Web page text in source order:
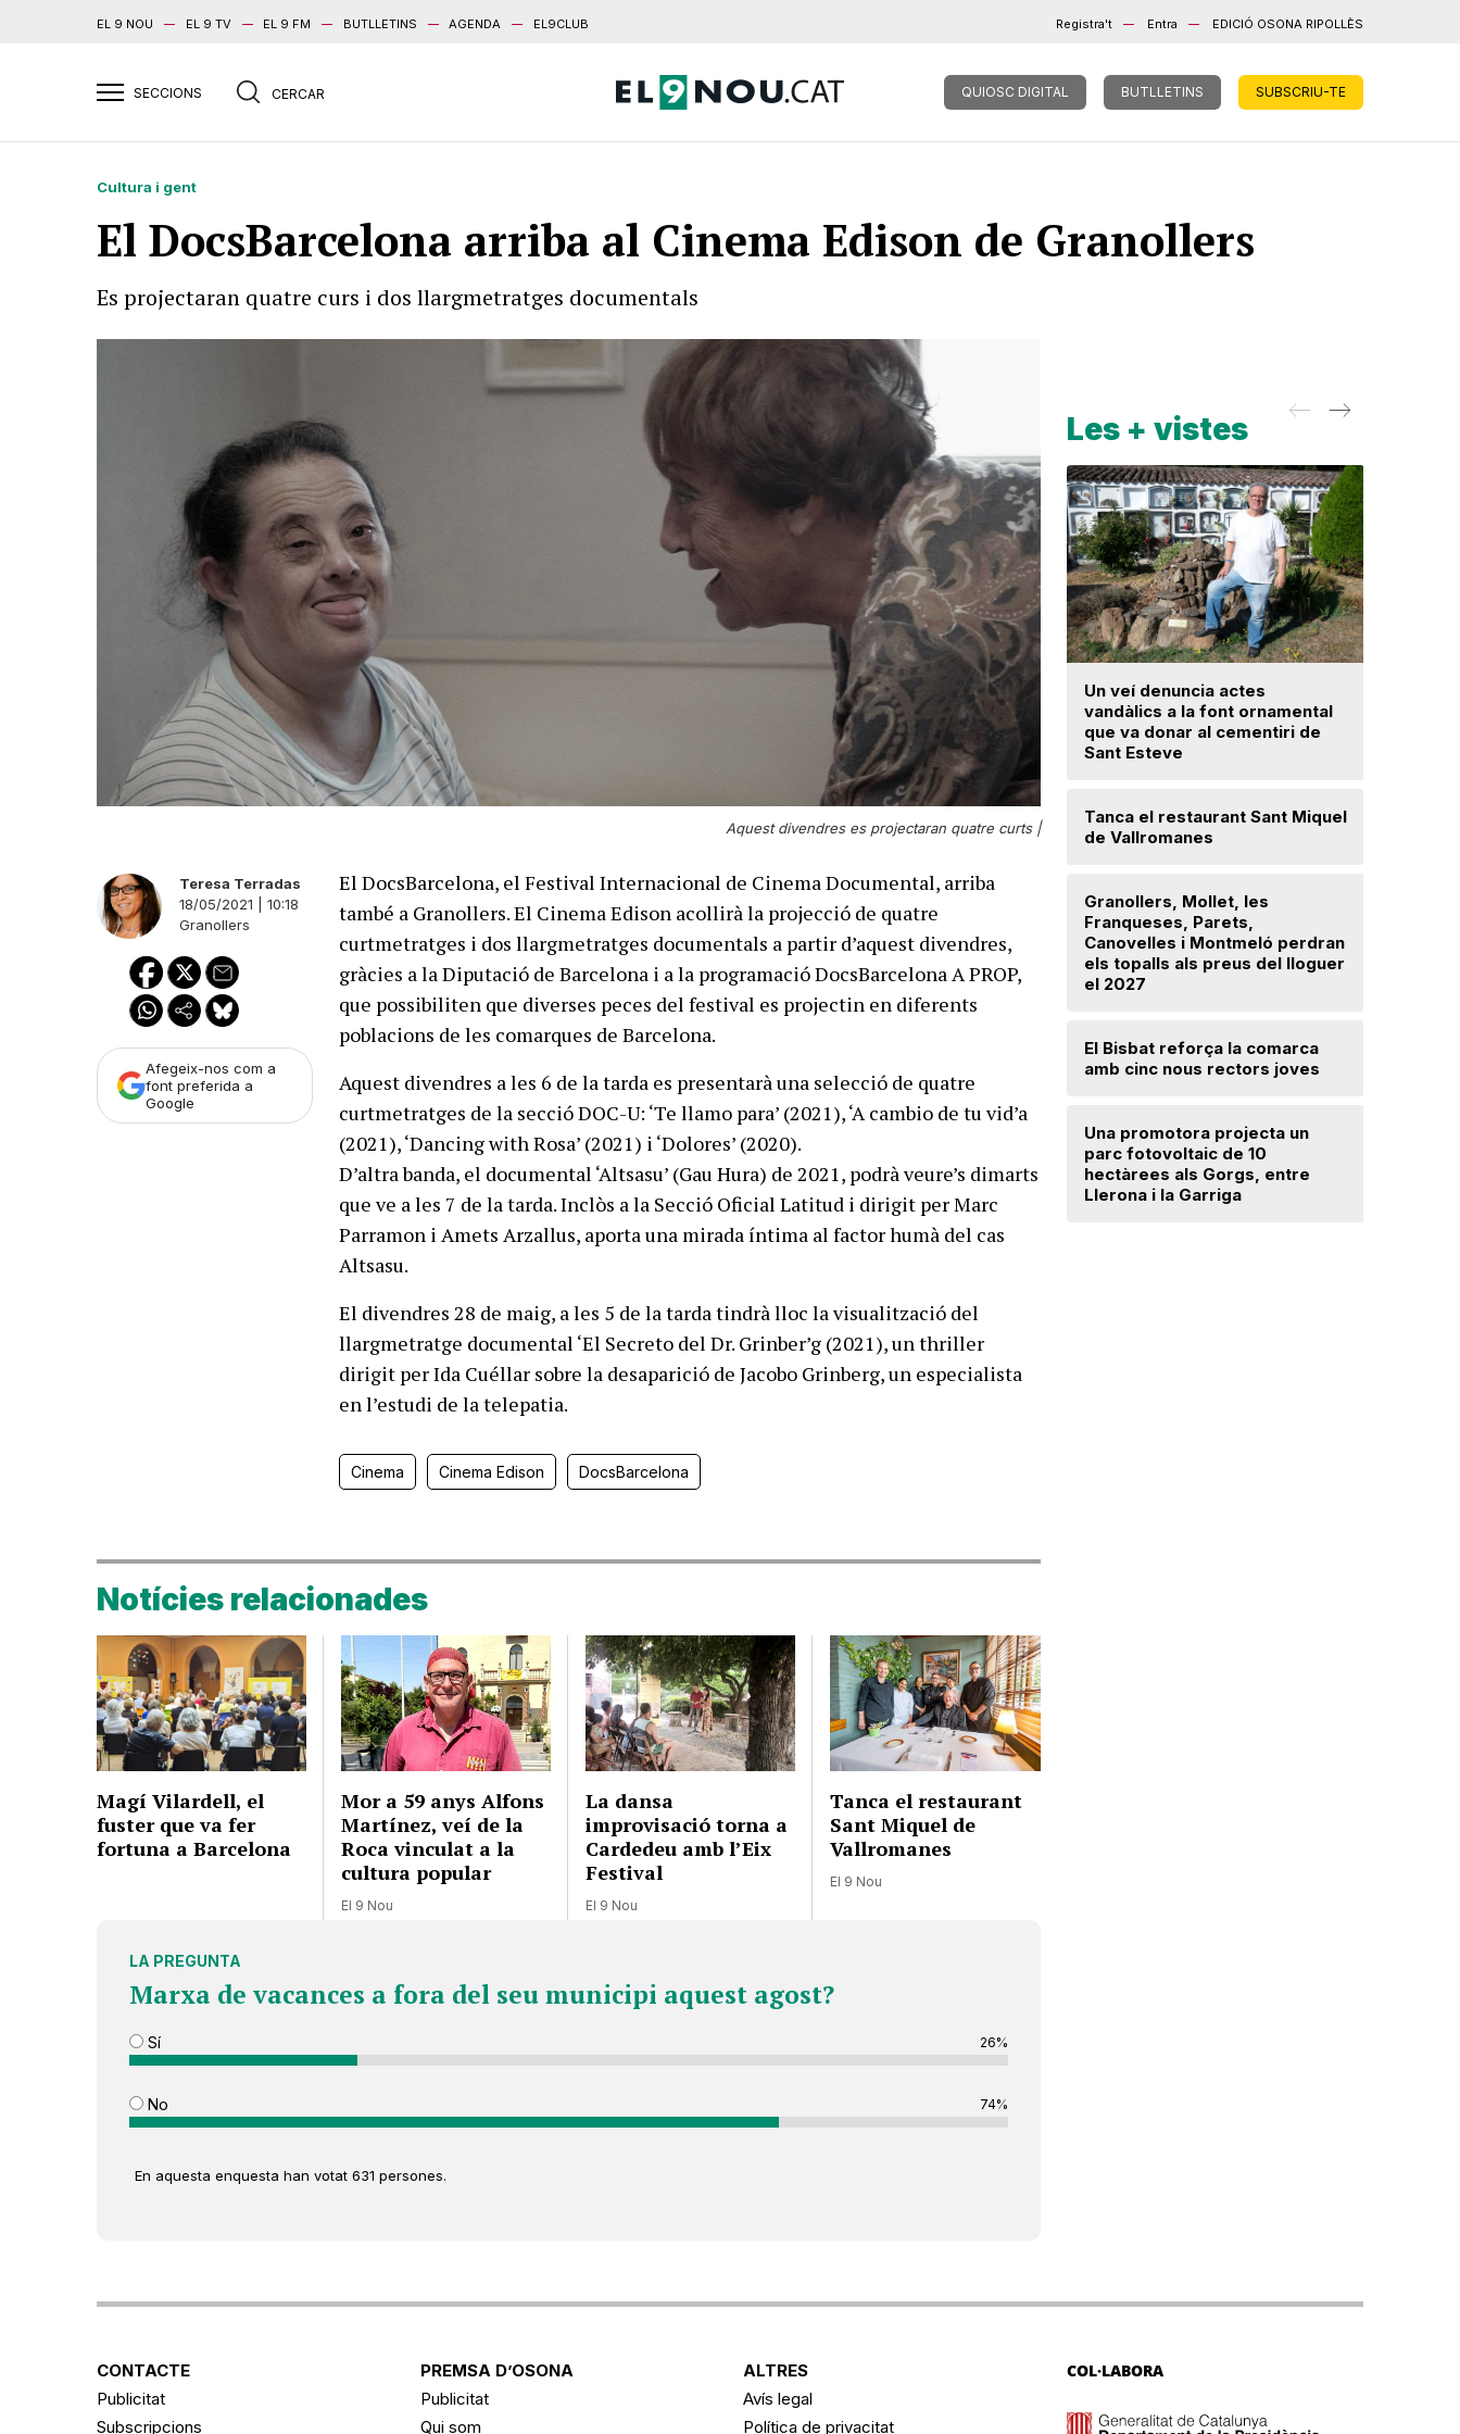
EL 9 NOU EL 9 TV EL 9 FM BUTLLETINS AGENDA EL9CLUB Registra't Entra EDICIÓ OSONA RIPOLLÈS
QUIOSC DIGITAL BUTLLETINS SUBSCRIU-TE
Cultura i gent
El DocsBarcelona arriba al Cinema Edison de Granollers
Es projectaran quatre curs i dos llargmetratges documentals
Aquest divendres es projectaran quatre curts |
Teresa Terradas
18/05/2021 | 10:18
Granollers
Afegeix-nos com a
font preferida a
Google
El DocsBarcelona, el Festival Internacional de Cinema Documental, arriba
també a Granollers. El Cinema Edison acollirà la projecció de quatre
curtmetratges i dos llargmetratges documentals a partir d’aquest divendres,
gràcies a la Diputació de Barcelona i a la programació DocsBarcelona A PROP,
que possibiliten que diverses peces del festival es projectin en diferents
poblacions de les comarques de Barcelona.
Aquest divendres a les 6 de la tarda es presentarà una selecció de quatre
curtmetratges de la secció DOC-U: ‘Te llamo para’ (2021), ‘A cambio de tu vid’a
(2021), ‘Dancing with Rosa’ (2021) i ‘Dolores’ (2020).
D’altra banda, el documental ‘Altsasu’ (Gau Hura) de 2021, podrà veure’s dimarts
que ve a les 7 de la tarda. Inclòs a la Secció Oficial Latitud i dirigit per Marc
Parramon i Amets Arzallus, aporta una mirada íntima al factor humà del cas
Altsasu.
El divendres 28 de maig, a les 5 de la tarda tindrà lloc la visualització del
llargmetratge documental ‘El Secreto del Dr. Grinber’g (2021), un thriller
dirigit per Ida Cuéllar sobre la desaparició de Jacobo Grinberg, un especialista
en l’estudi de la telepatia.
Cinema Cinema Edison DocsBarcelona
Notícies relacionades
Magí Vilardell, el
fuster que va fer
fortuna a Barcelona
Mor a 59 anys Alfons
Martínez, veí de la
Roca vinculat a la
cultura popular
El 9 Nou
La dansa
improvisació torna a
Cardedeu amb l’Eix
Festival
El 9 Nou
Tanca el restaurant
Sant Miquel de
Vallromanes
El 9 Nou
LA PREGUNTA
Marxa de vacances a fora del seu municipi aquest agost?
Sí 26%
No 74%
En aquesta enquesta han votat 631 persones.
Les + vistes
Un veí denuncia actes
vandàlics a la font ornamental
que va donar al cementiri de
Sant Esteve
Tanca el restaurant Sant Miquel
de Vallromanes
Granollers, Mollet, les
Franqueses, Parets,
Canovelles i Montmeló perdran
els topalls als preus del lloguer
el 2027
El Bisbat reforça la comarca
amb cinc nous rectors joves
Una promotora projecta un
parc fotovoltaic de 10
hectàrees als Gorgs, entre
Llerona i la Garriga
CONTACTE
Publicitat
Subscripcions
PREMSA D’OSONA
Publicitat
Qui som
ALTRES
Avís legal
Política de privacitat
COL·LABORA